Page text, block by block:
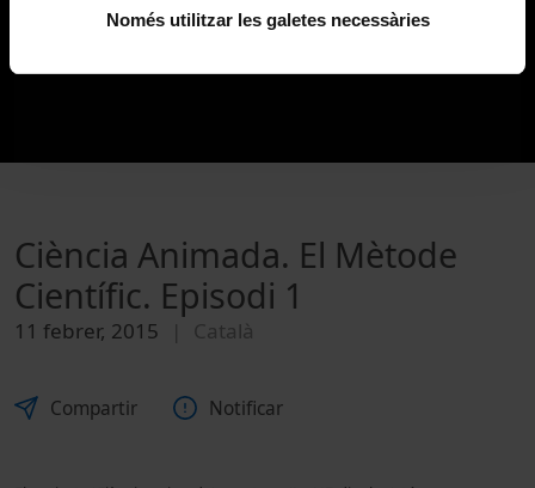
Només utilitzar les galetes necessàries
Ciència Animada. El Mètode
Científic. Episodi 1
11 febrer, 2015 Català
Compartir Notificar